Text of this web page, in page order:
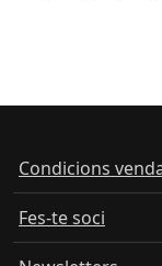
Condicions
Fes-te soci